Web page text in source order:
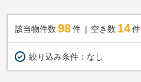
該当物件数 98件 空き数 14 件
絞り込み条件： なし